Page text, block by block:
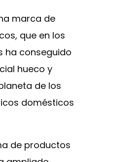
marca de
que en los
ha conseguido
hueco y
de los
domésticos
de productos